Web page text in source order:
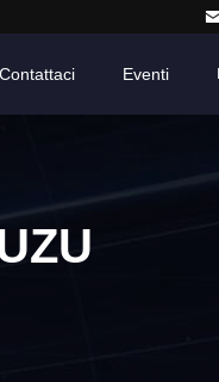
Contattaci Eventi